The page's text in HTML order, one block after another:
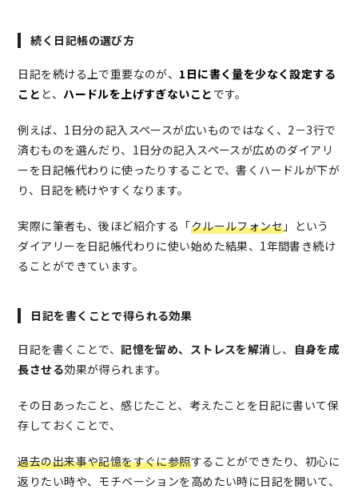
続く日記帳の選び方
日記を続ける上で重要なのが、 1日に書く量を少なく設定する
こと と、 ハードルを上げすぎないこと です。
例えば、1日分の記入スペースが広いものではなく、2－3行で
済むものを選んだり、1日分の記入スペースが広めのダイアリ
ーを日記帳代わりに使ったりすることで、書くハードルが下が
り、日記を続けやすくなります。
実際に筆者も、後ほど紹介する「クルールフォンセ 」という
ダイアリーを日記帳代わりに使い始めた結果、1年間書き続け
ることができています。
日記を書くことで得られる効果
日記を書くことで、記憶を留め、ストレスを解消 し、 自身を成
長させる効果が得られます。
その日あったこと、感じたこと、考えたことを日記に書いて保
存しておくことで、
過去の出来事や記憶をすぐに参照することができたり、 初心に
返りたい時や、モチベーションを高めたい時に日記を開いて、